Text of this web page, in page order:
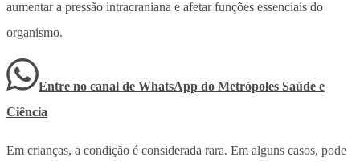
aumentar a pressão intracraniana e afetar funções essenciais do
organismo.
Entre no canal de WhatsApp do Metrópoles Saúde e
Ciência
Em crianças, a condição é considerada rara. Em alguns casos, pode